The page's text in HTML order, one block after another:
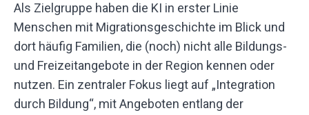
Als Zielgruppe haben die KI in erster Linie
Menschen mit Migrationsgeschichte im Blick und
dort häufig Familien, die (noch) nicht alle Bildungs-
und Freizeitangebote in der Region kennen oder
nutzen. Ein zentraler Fokus liegt auf „Integration
durch Bildung“, mit Angeboten entlang der